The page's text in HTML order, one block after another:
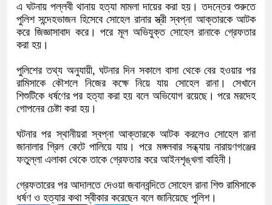
এ ঘটনায় পল্লবী থানায় হত্যা মামলা দায়ের করা হয়। তদন্তের শুরুতে
পুলিশ সন্দেহভাজন হিসেবে সোহেল রানার স্ত্রী স্বপ্না আক্তারকে আটক
করে জিজ্ঞাসাবাদ করে। পরে মূল অভিযুক্ত সোহেল রানাকে গ্রেফতার
করা হয়।
পুলিশের তথ্য অনুযায়ী, ঘটনার দিন সকালে বাসা থেকে বের হওয়ার পর
রামিসাকে কৌশলে নিজের কক্ষে নিয়ে যায় সোহেল রানা। সেখানে
শিশুটিকে ধর্ষণের পর হত্যা করা হয় বলে অভিযোগ রয়েছে। পরে মরদেহ
গোপনের চেষ্টা করা হয়।
ঘটনার পর স্থানীয়রা স্বপ্না আক্তারকে আটক করলেও সোহেল রানা
জানালার গ্রিল কেটে পালিয়ে যায়। পরে মঙ্গলবার সন্ধ্যায় নারায়ণগঞ্জের
ফতুল্লা এলাকা থেকে তাকে গ্রেফতার করে আইনশৃঙ্খলা বাহিনী।
গ্রেফতারের পর আদালতে দেওয়া জবানবন্দিতে সোহেল রানা শিশু রামিসাকে
ধর্ষণ ও হত্যার কথা স্বীকার করেছেন বলে জানিয়েছে পুলিশ।